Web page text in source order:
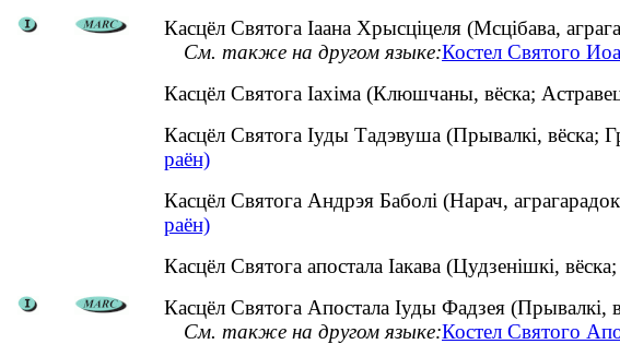
Касцёл Святога Іаана Хрысціцеля (Мсцібава,
См. также на другом языке:Костел Святого
Касцёл Святога Іахіма (Клюшчаны, вёска;
Касцёл Святога Іуды Тадэвуша (Прывалкі, вёска;
раён)
Касцёл Святога Андрэя Баболі (Нарач,
раён)
Касцёл Святога апостала Іакава (Цудзенішкі,
Касцёл Святога Апостала Іуды Фадзея (Прывалкі,
См. также на другом языке:Костел Святого